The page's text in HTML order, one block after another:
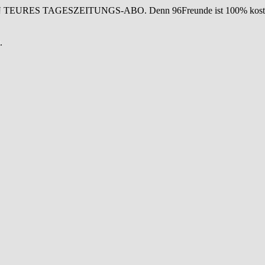
TAGESZEITUNGS-ABO. Denn 96Freunde ist 100%